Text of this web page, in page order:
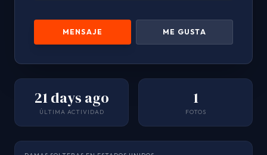
MENSAJE ME GUSTA
21 days ago
ÚLTIMA ACTIVIDAD
1
FOTOS